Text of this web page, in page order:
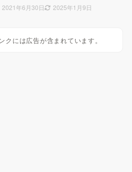
2021年6月30日 2025年1月9日
クには広告が含まれています。